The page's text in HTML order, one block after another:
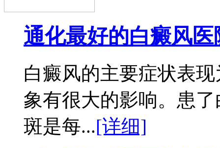
通化最好的白癜风医
白癜风的主要症状表
象有很大的影响。患
斑是每...[详细]